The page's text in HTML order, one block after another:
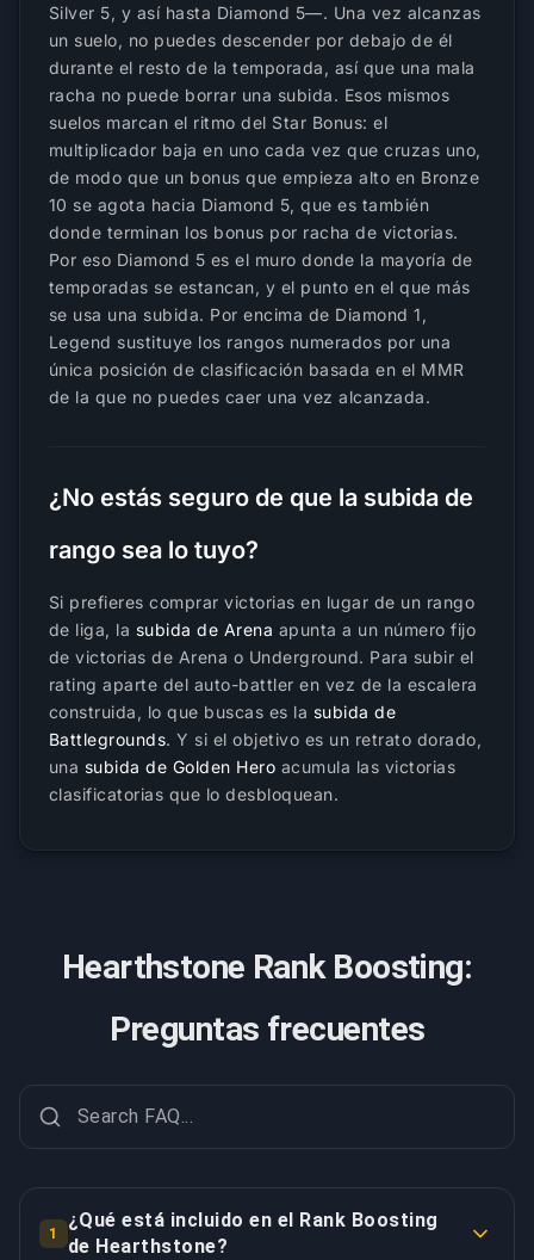
Silver 5, y así hasta Diamond 5—. Una vez alcanzas
un suelo, no puedes descender por debajo de él
durante el resto de la temporada, así que una mala
racha no puede borrar una subida. Esos mismos
suelos marcan el ritmo del Star Bonus: el
multiplicador baja en uno cada vez que cruzas uno,
de modo que un bonus que empieza alto en Bronze
10 se agota hacia Diamond 5, que es también
donde terminan los bonus por racha de victorias.
Por eso Diamond 5 es el muro donde la mayoría de
temporadas se estancan, y el punto en el que más
se usa una subida. Por encima de Diamond 1,
Legend sustituye los rangos numerados por una
única posición de clasificación basada en el MMR
de la que no puedes caer una vez alcanzada.
¿No estás seguro de que la subida de
rango sea lo tuyo?
Si prefieres comprar victorias en lugar de un rango
de liga, la subida de Arena apunta a un número fijo
de victorias de Arena o Underground. Para subir el
rating aparte del auto-battler en vez de la escalera
construida, lo que buscas es la subida de
Battlegrounds. Y si el objetivo es un retrato dorado,
una subida de Golden Hero acumula las victorias
clasificatorias que lo desbloquean.
Hearthstone Rank Boosting:
Preguntas frecuentes
1
¿Qué está incluido en el Rank Boosting
de Hearthstone?